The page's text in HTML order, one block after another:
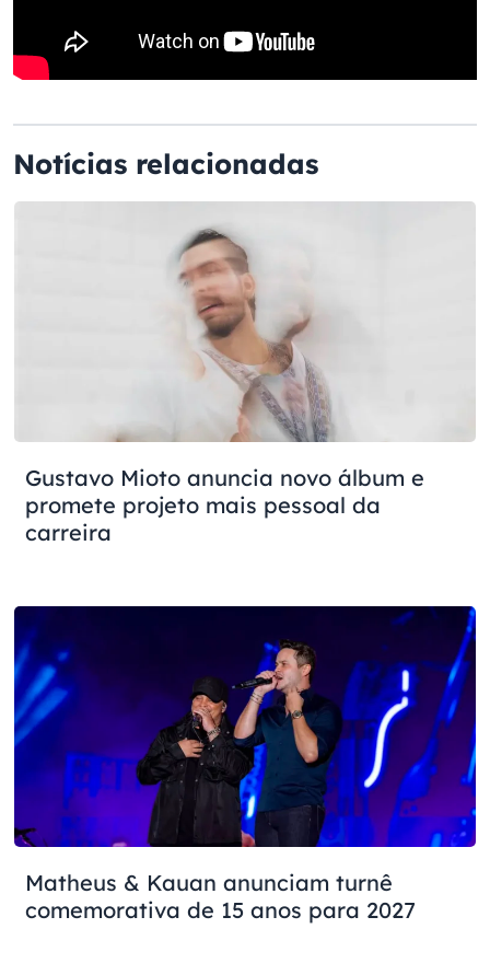
Notícias relacionadas
Gustavo Mioto anuncia novo álbum e
promete projeto mais pessoal da
carreira
Matheus & Kauan anunciam turnê
comemorativa de 15 anos para 2027